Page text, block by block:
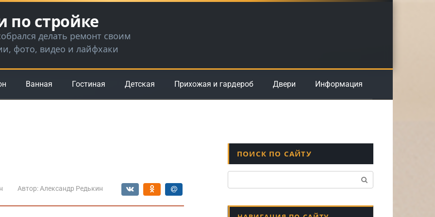
по стройке
делать ремонт своим
фото, видео и лайфхаки
Ванная Гостиная Детская Прихожая и гардероб Двери Информация
Автор: Александр Редькин
ПОИСК ПО САЙТУ